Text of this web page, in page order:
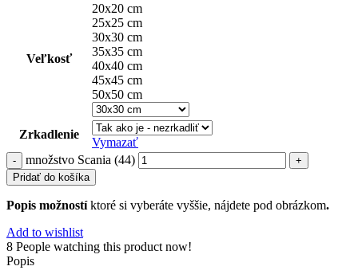
Veľkosť
20x20 cm
25x25 cm
30x30 cm
35x35 cm
40x40 cm
45x45 cm
50x50 cm
Zrkadlenie
Vymazať
množstvo Scania (44)
Pridať do košíka
Popis možnostíktoré si vyberáte vyššie, nájdete pod obrázkom.
Add to wishlist
8 People watching this product now!
Popis